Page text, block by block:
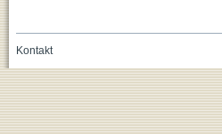
Kontakt